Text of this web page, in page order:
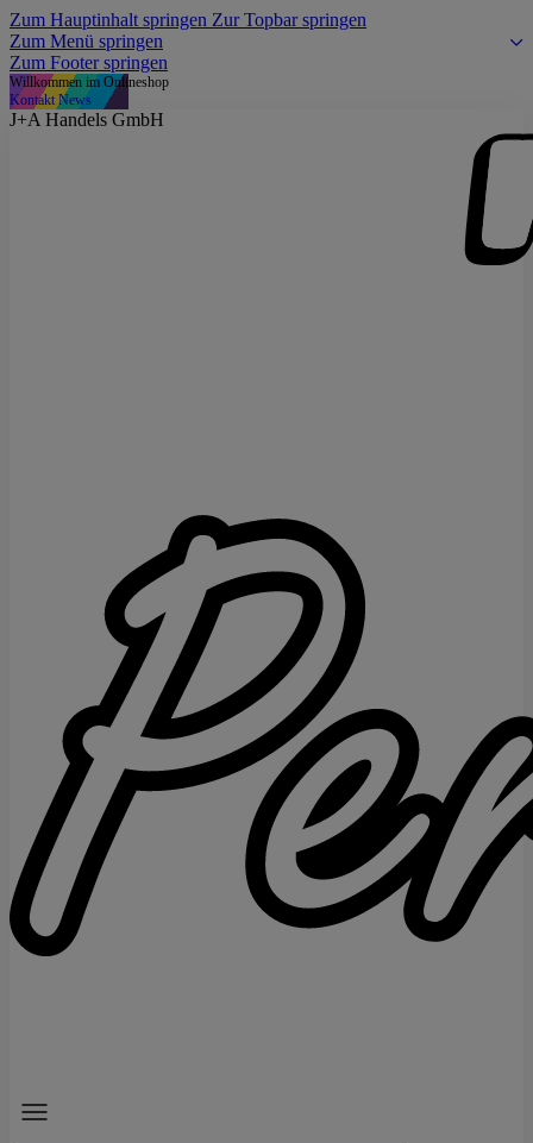
Zum Hauptinhalt springen Zur Topbar springen
Zum Menü springen
Zum Footer springen
Willkommen im Onlineshop
Kontakt News
J+A Handels GmbH